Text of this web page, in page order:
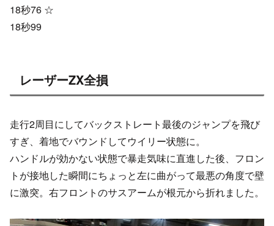
18秒76 ☆
18秒99
レーザーZX全損
走行2周目にしてバックストレート最後のジャンプを飛び
すぎ、着地でバウンドしてウイリー状態に。
ハンドルが効かない状態で暴走気味に直進した後、フロン
トが接地した瞬間にちょっと左に曲がって最悪の角度で壁
に激突。右フロントのサスアームが根元から折れました。